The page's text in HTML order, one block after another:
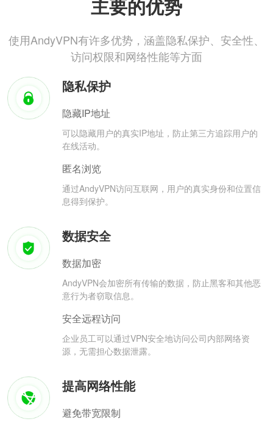
主要的优势
使用AndyVPN有许多优势，涵盖隐私保护、安全性、
访问权限和网络性能等方面
隐私保护
隐藏IP地址
可以隐藏用户的真实IP地址，防止第三方追踪用户的
在线活动。
匿名浏览
通过AndyVPN访问互联网，用户的真实身份和位置信
息得到保护。
数据安全
数据加密
AndyVPN会加密所有传输的数据，防止黑客和其他恶
意行为者窃取信息。
安全远程访问
企业员工可以通过VPN安全地访问公司内部网络资
源，无需担心数据泄露。
提高网络性能
避免带宽限制